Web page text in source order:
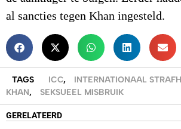
al sancties tegen Khan ingesteld.
TAGS ICC, INTERNATIONAAL
KHAN, SEKSUEEL MISBRUIK
GERELATEERD